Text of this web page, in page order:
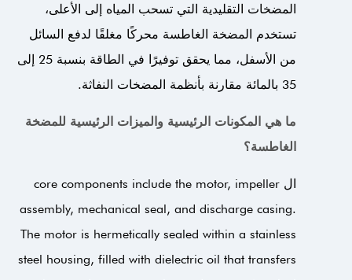
المضخات التقليدية التي تسحب المياه إلى الأعلى،
تستخدم المضخة الغاطسة محركًا مغلقًا لدفع السائل
من الأسفل، مما يحقق توفيرًا في الطاقة بنسبة 25 إلى
35 بالمائة مقارنة بأنظمة المضخات النفاثة.
ما هي المكونات الرئيسية والميزات الرئيسية للمضخة
الغاطسة؟
ال core components include the motor, impeller
assembly, mechanical seal, and discharge casing.
The motor is hermetically sealed within a stainless
steel housing, filled with dielectric oil that transfers